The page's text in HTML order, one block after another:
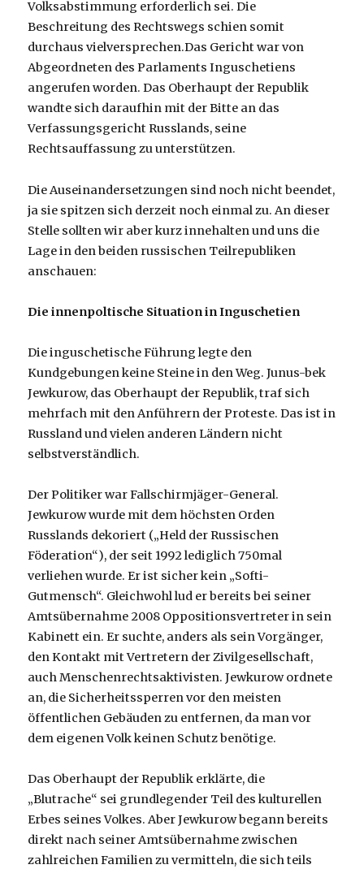
Volksabstimmung erforderlich sei. Die
Beschreitung des Rechtswegs schien somit
durchaus vielversprechen.Das Gericht war von
Abgeordneten des Parlaments Inguschetiens
angerufen worden. Das Oberhaupt der Republik
wandte sich daraufhin mit der Bitte an das
Verfassungsgericht Russlands, seine
Rechtsauffassung zu unterstützen.
Die Auseinandersetzungen sind noch nicht beendet,
ja sie spitzen sich derzeit noch einmal zu. An dieser
Stelle sollten wir aber kurz innehalten und uns die
Lage in den beiden russischen Teilrepubliken
anschauen:
Die innenpoltische Situation in Inguschetien
Die inguschetische Führung legte den
Kundgebungen keine Steine in den Weg. Junus-bek
Jewkurow, das Oberhaupt der Republik, traf sich
mehrfach mit den Anführern der Proteste. Das ist in
Russland und vielen anderen Ländern nicht
selbstverständlich.
Der Politiker war Fallschirmjäger-General.
Jewkurow wurde mit dem höchsten Orden
Russlands dekoriert („Held der Russischen
Föderation“), der seit 1992 lediglich 750mal
verliehen wurde. Er ist sicher kein „Softi-
Gutmensch“. Gleichwohl lud er bereits bei seiner
Amtsübernahme 2008 Oppositionsvertreter in sein
Kabinett ein. Er suchte, anders als sein Vorgänger,
den Kontakt mit Vertretern der Zivilgesellschaft,
auch Menschenrechtsaktivisten. Jewkurow ordnete
an, die Sicherheitssperren vor den meisten
öffentlichen Gebäuden zu entfernen, da man vor
dem eigenen Volk keinen Schutz benötige.
Das Oberhaupt der Republik erklärte, die
„Blutrache“ sei grundlegender Teil des kulturellen
Erbes seines Volkes. Aber Jewkurow begann bereits
direkt nach seiner Amtsübernahme zwischen
zahlreichen Familien zu vermitteln, die sich teils